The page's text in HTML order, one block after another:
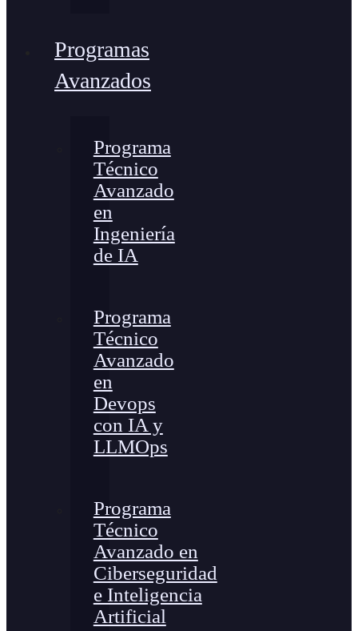
Programas
Avanzados
Programa
Técnico
Avanzado
en
Ingeniería
de IA
Programa
Técnico
Avanzado
en
Devops
con IA y
LLMOps
Programa
Técnico
Avanzado en
Ciberseguridad
e Inteligencia
Artificial